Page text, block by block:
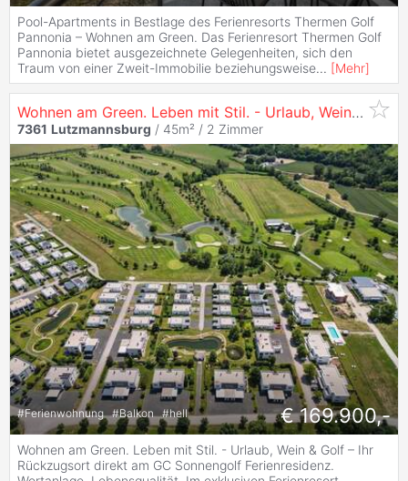
Pool-Apartments in Bestlage des Ferienresorts Thermen Golf
Pannonia – Wohnen am Green. Das Ferienresort Thermen Golf
Pannonia bietet ausgezeichnete Gelegenheiten, sich den
Traum von einer Zweit-Immobilie beziehungsweise... [Mehr]
Wohnen am Green. Leben mit Stil. - Urlaub, Wein & Golf – Ihr Rückzugsort direkt am GC Sonnengolf
7361 Lutzmannsburg / 45m² / 2 Zimmer
#Ferienwohnung #Balkon #hell € 169.900,-
Wohnen am Green. Leben mit Stil. - Urlaub, Wein & Golf – Ihr
Rückzugsort direkt am GC Sonnengolf Ferienresidenz.